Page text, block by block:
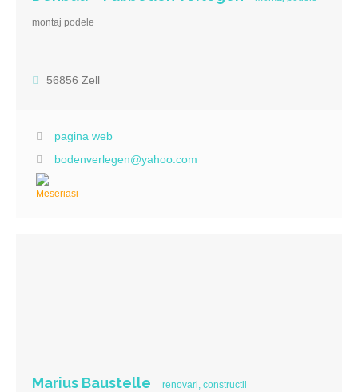
montaj podele
56856 Zell
pagina web
bodenverlegen@yahoo.com
Marius Baustelle renovari, constructii